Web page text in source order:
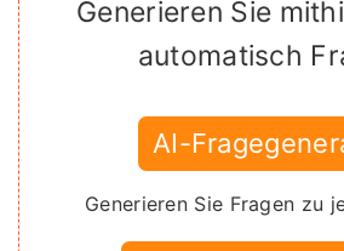
Generieren Sie
automatisch
AI-
Generieren Sie Fragen zu